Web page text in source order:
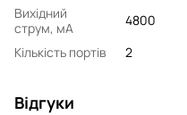
Вихідний
струм, мA
4800
Кількість портів
2
Відгуки